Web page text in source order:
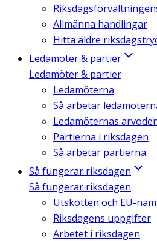
Allmänna handlingar
Hitta äldre
Ledamöter & partier
Ledamöter & partier
Ledamöterna
Så arbetar
Ledamöternas
Partierna i riksdagen
Så arbetar partierna
Så fungerar riksdagen
Så fungerar riksdagen
Utskotten och EU-
Riksdagens uppgifter
Arbetet i riksdagen